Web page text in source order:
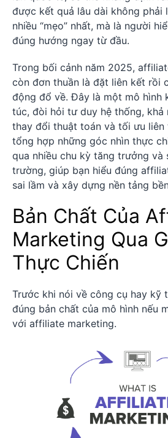
được kết quả lâu dài không phải
nhiều “mẹo” nhất, mà là người
đúng hướng ngay từ đầu.
Trong bối cảnh năm 2025,
còn đơn thuần là đặt liên kết rồi
động đổ về. Đây là một mô hình
túc, đòi hỏi tư duy hệ thống, khả
thay đổi thuật toán và tối ưu liên
tổng hợp những góc nhìn thực
qua nhiều chu kỳ tăng trưởng và
trường, giúp bạn hiểu đúng
sai lầm và xây dựng nền tảng
Bản Chất Của
Marketing Qua
Thực Chiến
Trước khi nói về công cụ hay kỹ
đúng bản chất của mô hình nếu
với affiliate marketing.